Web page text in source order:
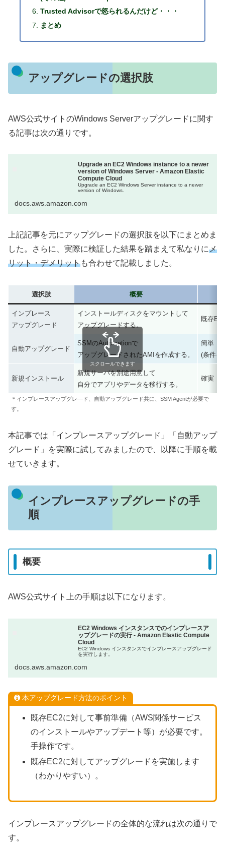
Trusted Advisorで怒られるんだけど・・・
まとめ
アップグレードの選択肢
AWS公式サイトのWindows Serverアップグレードに関す
る記事は次の通りです。
Upgrade an EC2 Windows instance to a newer
version of Windows Server - Amazon Elastic
Compute Cloud
Upgrade an EC2 Windows Server instance to a newer
version of Windows.
docs.aws.amazon.com
上記記事を元にアップグレードの選択肢を以下にまとめま
した。さらに、実際に検証した結果を踏まえて私なりにメ
リット・デメリットも合わせて記載しました。
選択肢 概要
インプレース
アップグレード
インストールディスクをマウントして
アップグレードする。
既存
自動アップグレード
SSMのAutomationで
アップグレードされたAMIを作成する。
簡単
(条件を
新規インストール
新規サーバを別途用意して
自分でアプリやデータを移行する。
確実
スクロールできます
＊インプレースアップグレ―ド、自動アップグレード共に、SSM Agentが必要で
す。
本記事では「インプレースアップグレード」「自動アップ
グレード」を実際に試してみましたので、以降に手順を載
せていきます。
インプレースアップグレードの手
順
概要
AWS公式サイト上の手順は以下になります。
EC2 Windows インスタンスでのインプレースア
ップグレードの実行 - Amazon Elastic Compute
Cloud
EC2 Windows インスタンスでインプレースアップグレード
を実行します。
docs.aws.amazon.com
本アップグレード方法のポイント
既存EC2に対して事前準備（AWS関係サービス
のインストールやアップデート等）が必要です。
手操作です。
既存EC2に対してアップグレードを実施します
（わかりやすい）。
インプレースアップグレードの全体的な流れは次の通りで
す。